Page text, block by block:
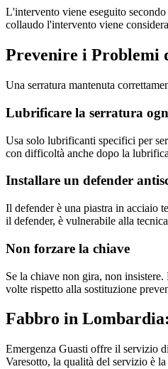
L'intervento viene eseguito
collaudo l'intervento viene
Prevenire i Problemi
Una serratura mantenuta
Lubrificare la serratura
Usa solo lubrificanti specifici per
con difficoltà anche dopo la
Installare un defender
Il defender è una piastra in acciaio
il defender, è vulnerabile alla
Non forzare la chiave
Se la chiave non gira, non
volte rispetto alla sostituzione
Fabbro in
Emergenza Guasti offre il servizio
Varesotto, la qualità del servizio è la